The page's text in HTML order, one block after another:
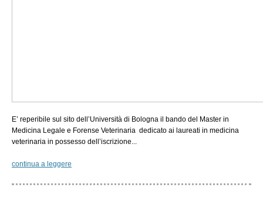
E’ reperibile sul sito dell’Università di Bologna il bando del Master in
Medicina Legale e Forense Veterinaria dedicato ai laureati in medicina
veterinaria in possesso dell’iscrizione...
continua a leggere